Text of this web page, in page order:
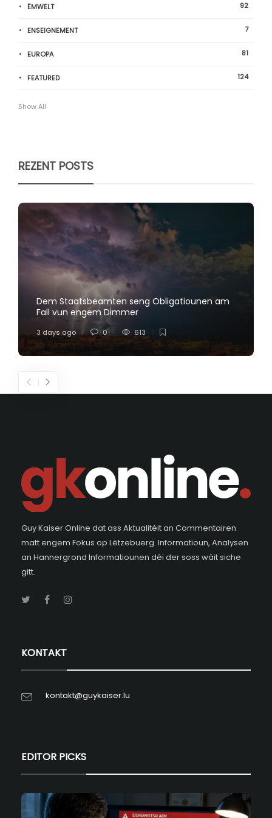
ËMWELT 92
ENSEIGNEMENT 7
EUROPA 81
FEATURED 124
Show All
REZENT POSTS
Dem Staatsbeamten seng Obligatiounen am
Fall vun engem Dimmer
3 days ago 0 613
Guy Kaiser Online dat ass Aktualitéit an Commentairen
matt engem Fokus op Lëtzebuerg. Informatioun, Analysen
an Hannergrond Informatiounen déi der soss wäit siche
gitt.
KONTAKT
kontakt@guykaiser.lu
EDITOR PICKS